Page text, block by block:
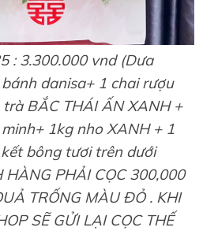
: 3.300.000 vnd (Dưa
danisa+ 1 chai rượu
BẮC THÁI ẤN XANH +
1kg nho XANH + 1
bông tươi trên dưới
HÀNG PHẢI CỌC 300,000
TRỐNG MÀU ĐỎ . KHI
SẼ GỬI LẠI CỌC THẾ